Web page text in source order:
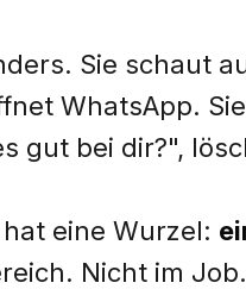
Sie schaut
WhatsApp.
gut bei dir?",
eine Wurzel:
Nicht im